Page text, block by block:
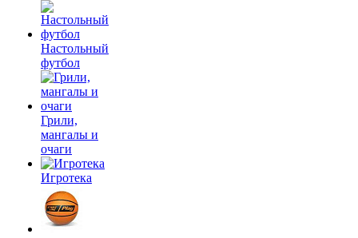
Настольный
футбол
Грили,
мангалы и
очаги
Игротека